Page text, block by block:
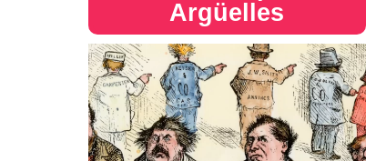
Argüelles​